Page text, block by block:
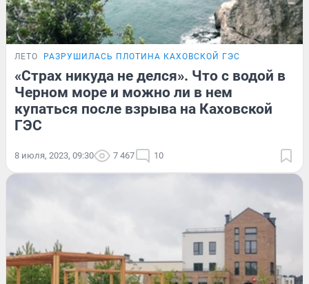
ЛЕТО РАЗРУШИЛАСЬ ПЛОТИНА КАХОВСКОЙ ГЭС
«Страх никуда не делся». Что с водой в
Черном море и можно ли в нем
купаться после взрыва на Каховской
ГЭС
8 июля, 2023, 09:30 7 467 10